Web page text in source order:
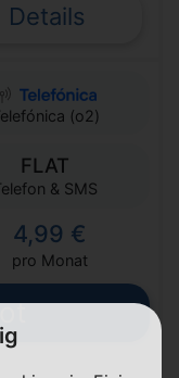
Details
(o2)
FLAT
& SMS
4,99 €
pro Monat